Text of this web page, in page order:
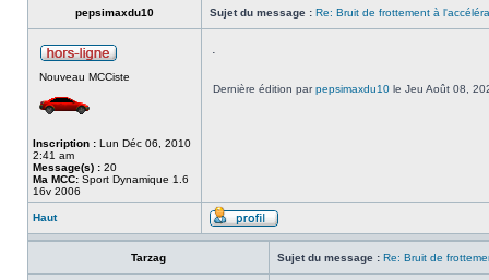
pepsimaxdu10 Sujet du message : Re: Bruit de frottement à
Nouveau MCCiste
Inscription : Lun Déc 06, 2010
2:41 am
Message(s) : 20
Ma MCC: Sport Dynamique 1.6
16v 2006
.
Dernière édition parpepsimaxdu10 le Jeu Août 08,
Haut
Tarzag Sujet du message : Re: Bruit de